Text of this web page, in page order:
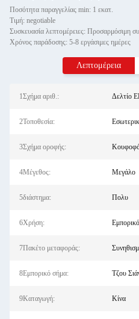
Ποσότητα παραγγελίας min: 1 εκατ.
Τιμή: negotiable
Συσκευασία λεπτομέρειες: Προσαρμόσιμη
Χρόνος παράδοσης: 5-8 εργάσιμες ημέρες
Λεπτομέρεια
1Σχήμα αριθ.: Δελτίο
2Τοποθεσία:
3Σχήμα οροφής:
4Μέγεθος: Μεγάλο
5διάστημα: Πολυ
6Χρήση:
7Πακέτο μεταφοράς:
8Εμπορικό σήμα: Τζου
9Καταγωγή: Κίνα